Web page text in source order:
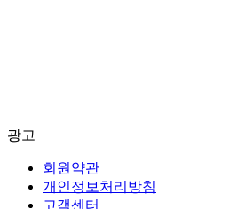
광고
회원약관
개인정보처리방침
고객센터